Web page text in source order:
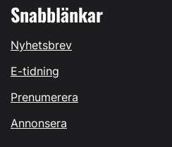
Snabblänkar
Nyhetsbrev
E-tidning
Prenumerera
Annonsera